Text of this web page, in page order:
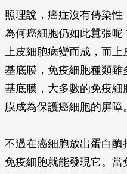
照理說，癌症沒有傳染性
為何癌細胞仍如此囂張
上皮細胞病變而成，而
基底膜，免疫細胞種類
基底膜，大多數的免疫
膜成為保護癌細胞的屏障。
不過在癌細胞放出蛋白酶
免疫細胞就能發現它。